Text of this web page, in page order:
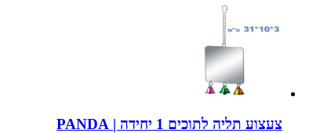
צעצוע תליה לתוכים 1 יחידה | PANDA